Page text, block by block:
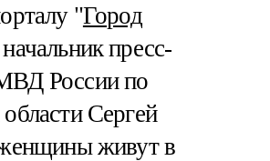
"Город
пресс-
России по
Сергей
живут в